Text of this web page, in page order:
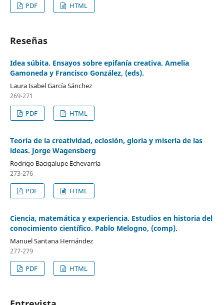
PDF
HTML
Reseñas
Idea súbita. Ensayos sobre epifanía creativa. Amelia
Gamoneda y Francisco González, (eds).
Laura Isabel García Sánchez
269-271
PDF
HTML
Teoría de la creatividad, eclosión, gloria y miseria de las
ideas. Jorge Wagensberg
Rodrigo Bacigalupe Echevarría
273-276
PDF
HTML
Ciencia, matemática y experiencia. Estudios en historia del
conocimiento científico. Pablo Melogno, (comp).
Manuel Santana Hernández
277-279
PDF
HTML